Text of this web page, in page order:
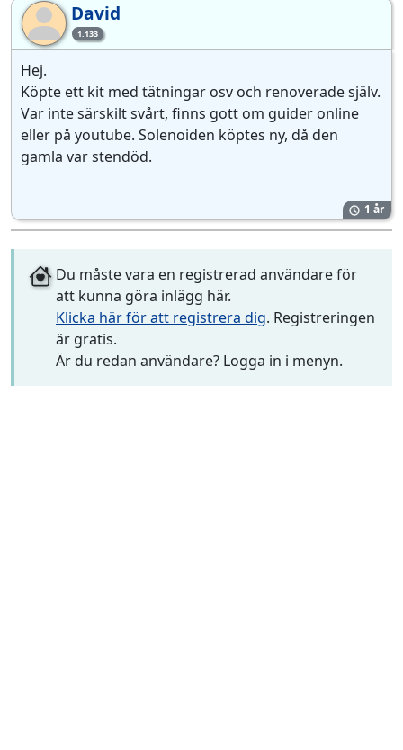
Da 1.133
David
Hej.
Köpte ett kit med tätningar osv och renoverade själv.
Var inte särskilt svårt, finns gott om guider online
eller på youtube. Solenoiden köptes ny, då den
gamla var stendöd.
1 år
Du måste vara en registrerad användare för
att kunna göra inlägg här.
Klicka här för att registrera dig. Registreringen
är gratis.
Är du redan användare? Logga in i menyn.